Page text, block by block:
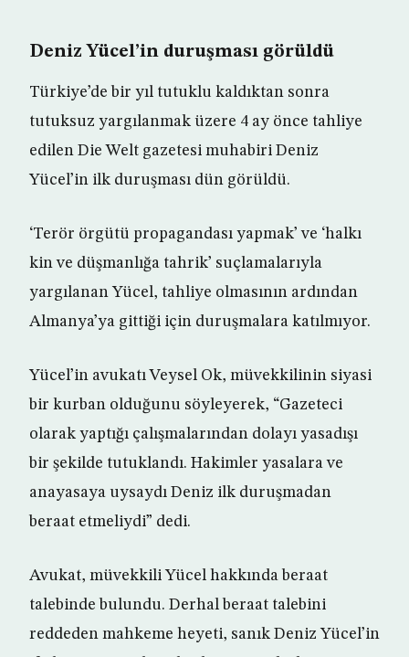
Deniz Yücel’in duruşması görüldü
Türkiye’de bir yıl tutuklu kaldıktan sonra
tutuksuz yargılanmak üzere 4 ay önce tahliye
edilen Die Welt gazetesi muhabiri Deniz
Yücel’in ilk duruşması dün görüldü.
‘Terör örgütü propagandası yapmak’ ve ‘halkı
kin ve düşmanlığa tahrik’ suçlamalarıyla
yargılanan Yücel, tahliye olmasının ardından
Almanya’ya gittiği için duruşmalara katılmıyor.
Yücel’in avukatı Veysel Ok, müvekkilinin siyasi
bir kurban olduğunu söyleyerek, “Gazeteci
olarak yaptığı çalışmalarından dolayı yasadışı
bir şekilde tutuklandı. Hakimler yasalara ve
anayasaya uysaydı Deniz ilk duruşmadan
beraat etmeliydi” dedi.
Avukat, müvekkili Yücel hakkında beraat
talebinde bulundu. Derhal beraat talebini
reddeden mahkeme heyeti, sanık Deniz Yücel’in